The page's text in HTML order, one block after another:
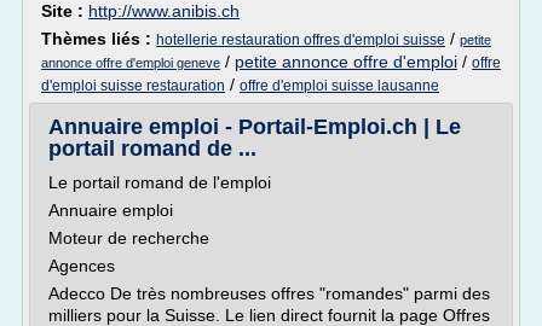
Site : http://www.anibis.ch
Thèmes liés : hotellerie restauration offres d'emploi suisse / petite
annonce offre d'emploi geneve / petite annonce offre d'emploi / offre
d'emploi suisse restauration / offre d'emploi suisse lausanne
Annuaire emploi - Portail-Emploi.ch | Le
portail romand de ...
Le portail romand de l'emploi
Annuaire emploi
Moteur de recherche
Agences
Adecco De très nombreuses offres "romandes" parmi des
milliers pour la Suisse. Le lien direct fournit la page Offres